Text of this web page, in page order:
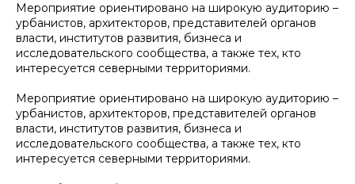
Мероприятие ориентировано на широкую аудиторию –
урбанистов, архитекторов, представителей органов
власти, институтов развития, бизнеса и
исследовательского сообщества, а также тех, кто
интересуется северными территориями.
Мероприятие ориентировано на широкую аудиторию –
урбанистов, архитекторов, представителей органов
власти, институтов развития, бизнеса и
исследовательского сообщества, а также тех, кто
интересуется северными территориями.